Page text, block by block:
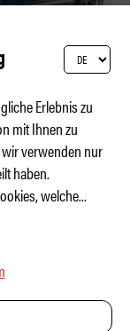
Erlebnis zu
mit Ihnen zu
verwenden nur
haben.
welche...